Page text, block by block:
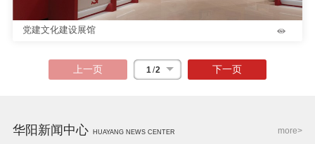
党建文化建设展馆
上一页 1 /2 下一页
华阳新闻中心 HUAYANG NEWS CENTER more>